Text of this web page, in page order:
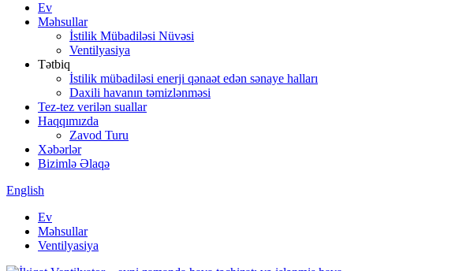
Ev
Məhsullar
İstilik Mübadiləsi Nüvəsi
Ventilyasiya
Tətbiq
İstilik mübadiləsi enerji qənaət edən sənaye halları
Daxili havanın təmizlənməsi
Tez-tez verilən suallar
Haqqımızda
Zavod Turu
Xəbərlər
Bizimlə Əlaqə
English
Ev
Məhsullar
Ventilyasiya